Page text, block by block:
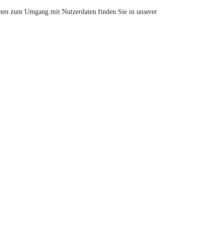
zum Umgang mit Nutzerdaten finden Sie in unserer